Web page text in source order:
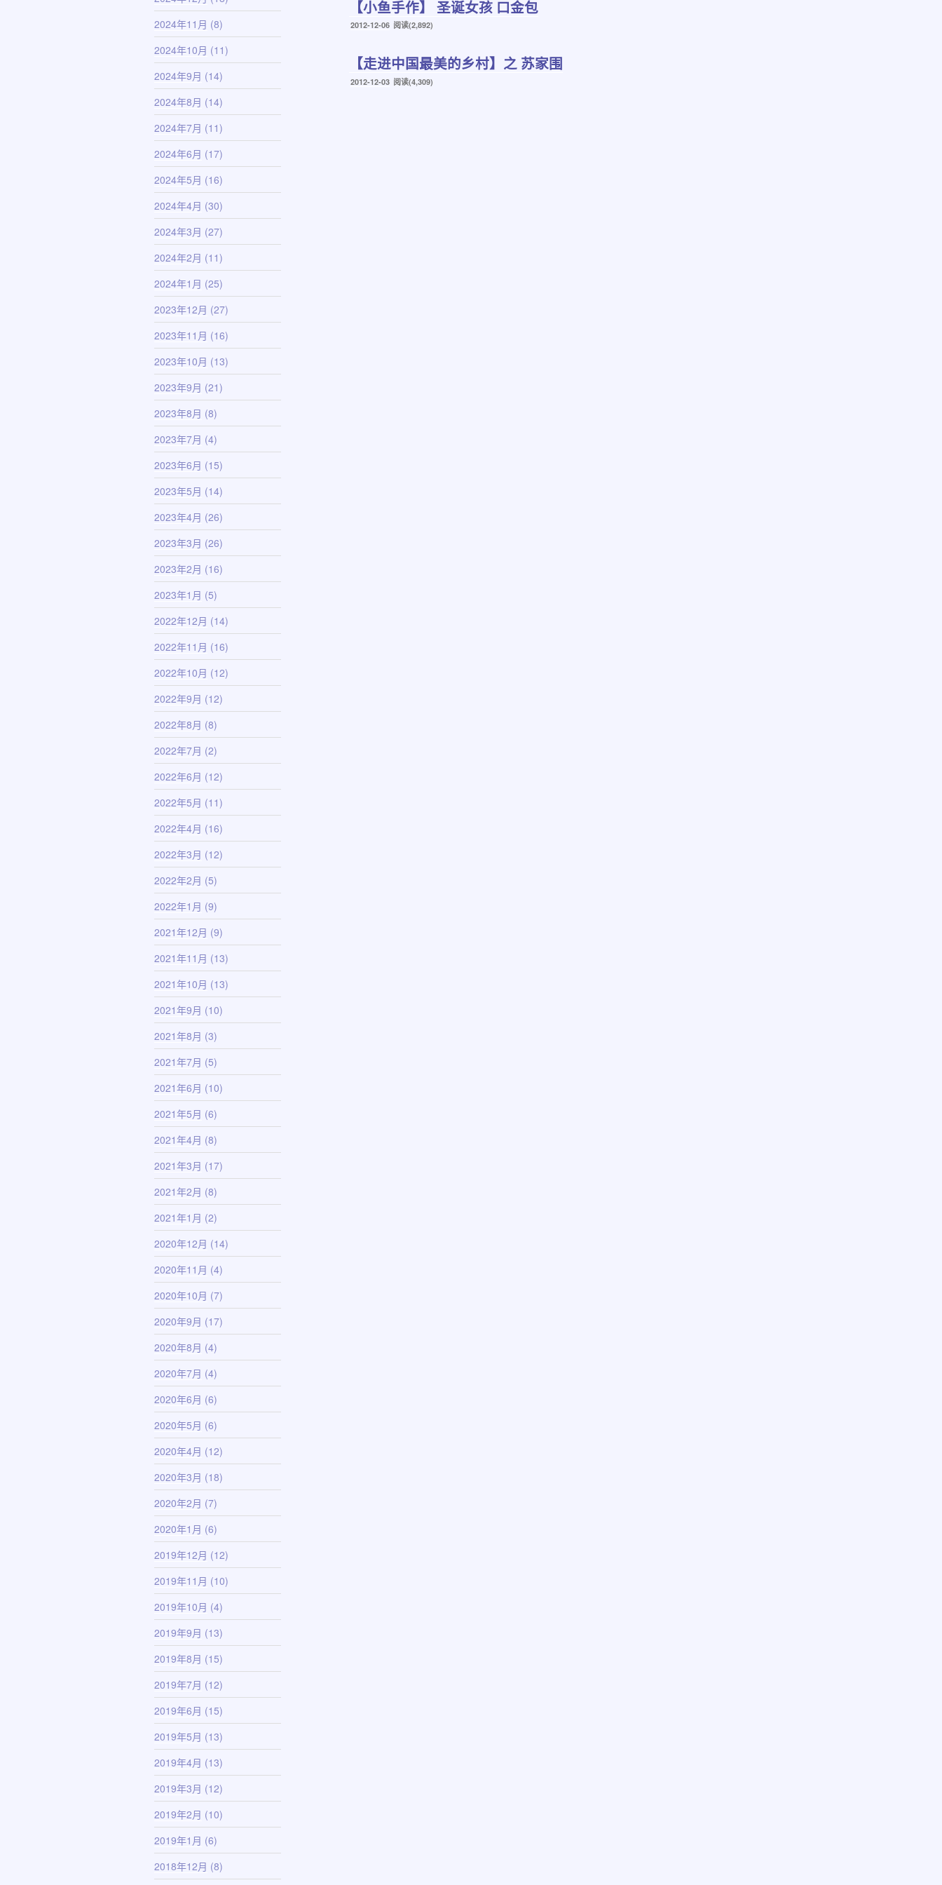
【小鱼手作】 圣诞女孩 口金包
发
2012-12-06 阅读(2,892)
【走进中国最美的乡村】之 苏家围
发
2012-12-03 阅读(4,309)
2024年11月 (8)
2024年10月 (11)
2024年9月 (14)
2024年8月 (14)
2024年7月 (11)
2024年6月 (17)
2024年5月 (16)
2024年4月 (30)
2024年3月 (27)
2024年2月 (11)
2024年1月 (25)
2023年12月 (27)
2023年11月 (16)
2023年10月 (13)
2023年9月 (21)
2023年8月 (8)
2023年7月 (4)
2023年6月 (15)
2023年5月 (14)
2023年4月 (26)
2023年3月 (26)
2023年2月 (16)
2023年1月 (5)
2022年12月 (14)
2022年11月 (16)
2022年10月 (12)
2022年9月 (12)
2022年8月 (8)
2022年7月 (2)
2022年6月 (12)
2022年5月 (11)
2022年4月 (16)
2022年3月 (12)
2022年2月 (5)
2022年1月 (9)
2021年12月 (9)
2021年11月 (13)
2021年10月 (13)
2021年9月 (10)
2021年8月 (3)
2021年7月 (5)
2021年6月 (10)
2021年5月 (6)
2021年4月 (8)
2021年3月 (17)
2021年2月 (8)
2021年1月 (2)
2020年12月 (14)
2020年11月 (4)
2020年10月 (7)
2020年9月 (17)
2020年8月 (4)
2020年7月 (4)
2020年6月 (6)
2020年5月 (6)
2020年4月 (12)
2020年3月 (18)
2020年2月 (7)
2020年1月 (6)
2019年12月 (12)
2019年11月 (10)
2019年10月 (4)
2019年9月 (13)
2019年8月 (15)
2019年7月 (12)
2019年6月 (15)
2019年5月 (13)
2019年4月 (13)
2019年3月 (12)
2019年2月 (10)
2019年1月 (6)
2018年12月 (8)